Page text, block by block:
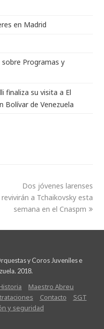
en Madrid
sobre Programas y
finaliza su visita a El
Bolívar de Venezuela
Dos jóvenes larenses
revivirán a Tchaikovsky esta
semana en el Cnaspm
y Coros Juveniles e
2018.
Maestro Abreu
Contacto
SGT
y seguridad